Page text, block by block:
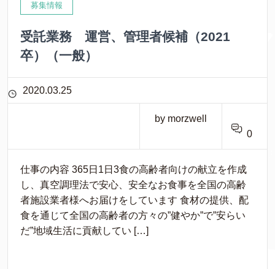
募集情報
受託業務 運営、管理者候補（2021
卒）（一般）
2020.03.25
by morzwell
0
仕事の内容 365日1日3食の高齢者向けの献立を作成
し、真空調理法で安心、安全なお食事を全国の高齢
者施設業者様へお届けをしています 食材の提供、配
食を通じて全国の高齢者の方々の”健やか”で”安らい
だ”地域生活に貢献してい […]